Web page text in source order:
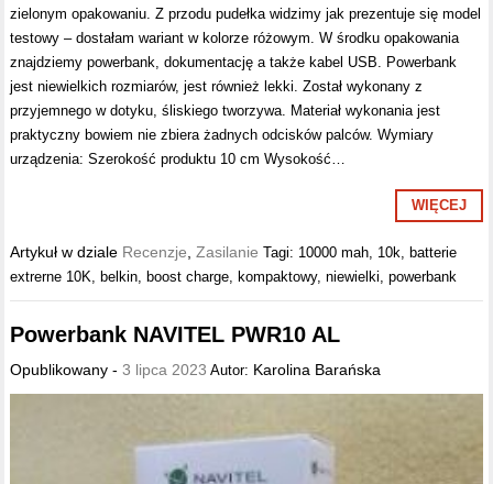
zielonym opakowaniu. Z przodu pudełka widzimy jak prezentuje się model
testowy – dostałam wariant w kolorze różowym. W środku opakowania
znajdziemy powerbank, dokumentację a także kabel USB. Powerbank
jest niewielkich rozmiarów, jest również lekki. Został wykonany z
przyjemnego w dotyku, śliskiego tworzywa. Materiał wykonania jest
praktyczny bowiem nie zbiera żadnych odcisków palców. Wymiary
urządzenia: Szerokość produktu 10 cm Wysokość…
WIĘCEJ
Artykuł w dziale Recenzje ,Zasilanie Tagi: 10000 mah 10k
batterie
extrerne 10K
belkin boost charge kompaktowy,niewielki ,powerbank
Powerbank NAVITEL PWR10 AL
Opublikowany -3 lipca 2023 Autor: Karolina Barańska